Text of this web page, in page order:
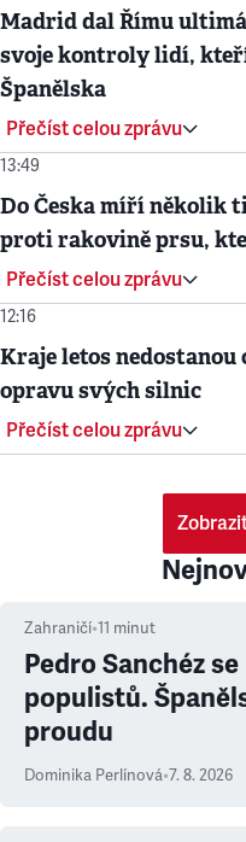
Madrid dal Římu
svoje kontroly lidí,
Španělska
Přečíst celou zprávu
13:49
Do Česka míří několik
proti rakovině prsu,
Přečíst celou zprávu
12:16
Kraje letos nedostanou
opravu svých silnic
Přečíst celou zprávu
Zahraničí•11 minut
Pedro Sanchéz
populistů.
proudu
Dominika Perlínová•7. 8. 2026